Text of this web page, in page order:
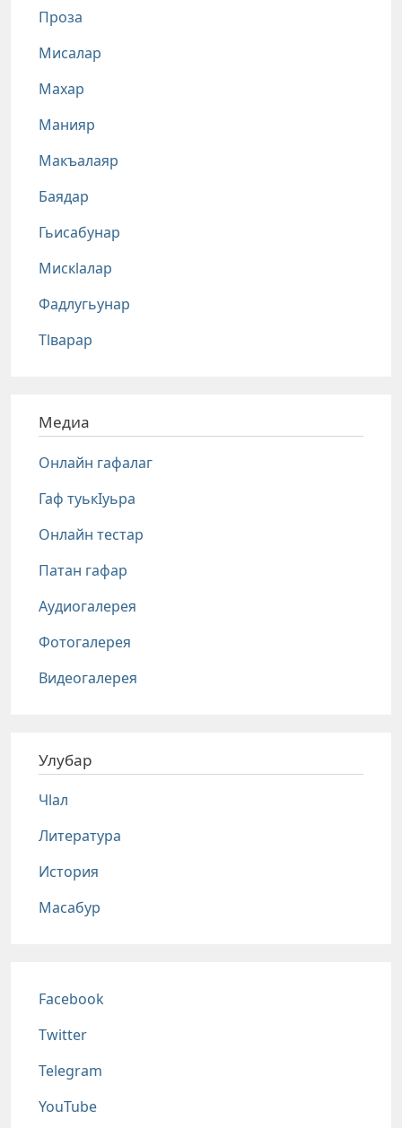
Проза
Мисалар
Махар
Манияр
Макъалаяр
Баядар
Гьисабунар
Мискlалар
Фадлугьунар
Тlварар
Медиа
Онлайн гафалаг
Гаф туькIуьра
Онлайн тестар
Патан гафар
Аудиогалерея
Фотогалерея
Видеогалерея
Улубар
Чlал
Литература
История
Масабур
Соц сети
Facebook
Twitter
Telegram
YouTube